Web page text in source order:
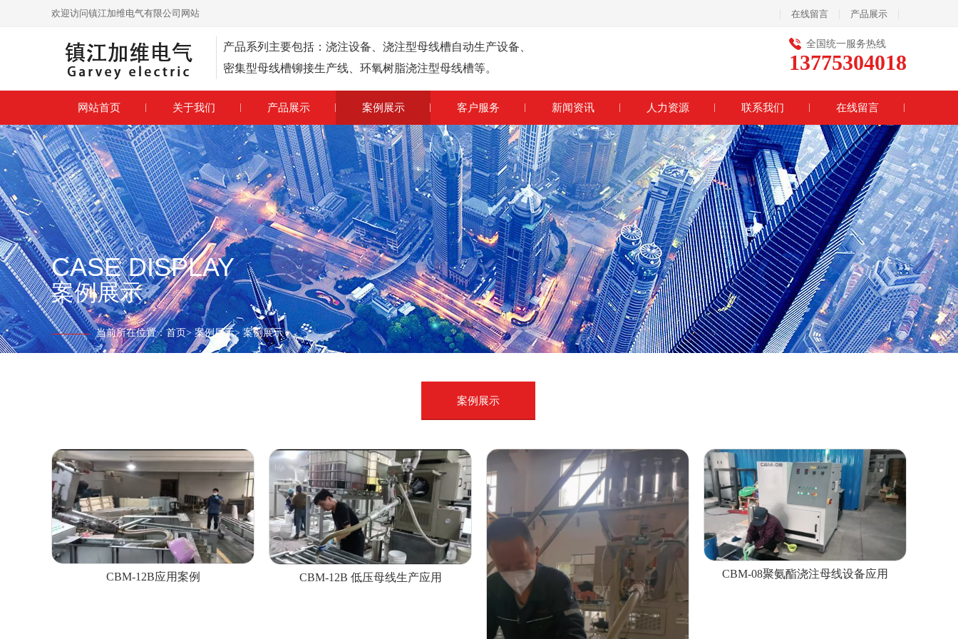
欢迎访问镇江加维电气有限公司网站 在线留言 产品展示
产品系列主要包括：浇注设备、浇注型母线槽自动生产设备、
密集型母线槽铆接生产线、环氧树脂浇注型母线槽等。
全国统一服务热线
13775304018
网站首页 关于我们 产品展示 案例展示 客户服务 新闻资讯 人力资源 联系我们 在线留言
CASE DISPLAY
案例展示
当前所在位置： 首页>案例展示>案例展示
案例展示
CBM-12B应用案例 CBM-12B 低压母线生产应用 CBM-08聚氨酯浇注母线设备应用